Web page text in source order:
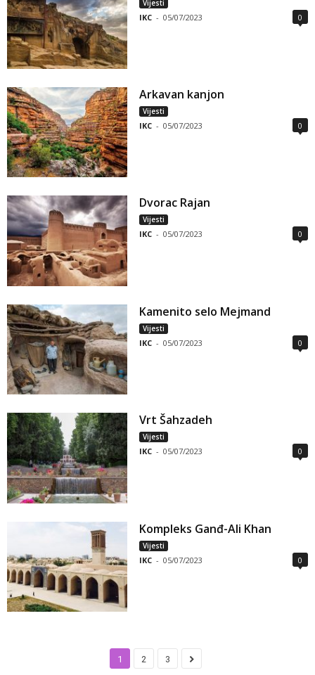
Vijesti
IKC - 05/07/2023 0
Arkavan kanjon
Vijesti
IKC - 05/07/2023 0
Dvorac Rajan
Vijesti
IKC - 05/07/2023 0
Kamenito selo Mejmand
Vijesti
IKC - 05/07/2023 0
Vrt Šahzadeh
Vijesti
IKC - 05/07/2023 0
Kompleks Ganđ-Ali Khan
Vijesti
IKC - 05/07/2023 0
1 2 3